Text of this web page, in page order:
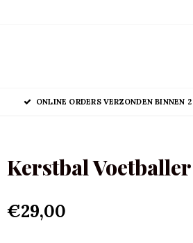
ONLINE ORDERS VERZONDEN BINNEN
Kerstbal
€29,00